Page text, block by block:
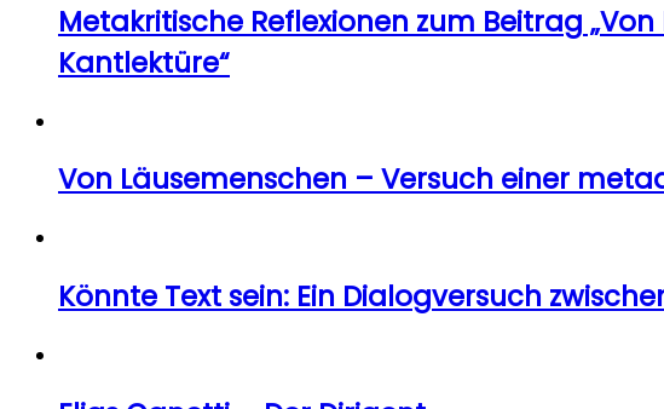
Metakritische Reflexionen zum Beitrag
Kantlektüre“
Von Läusemenschen – Versuch einer
Könnte Text sein: Ein Dialogversuch